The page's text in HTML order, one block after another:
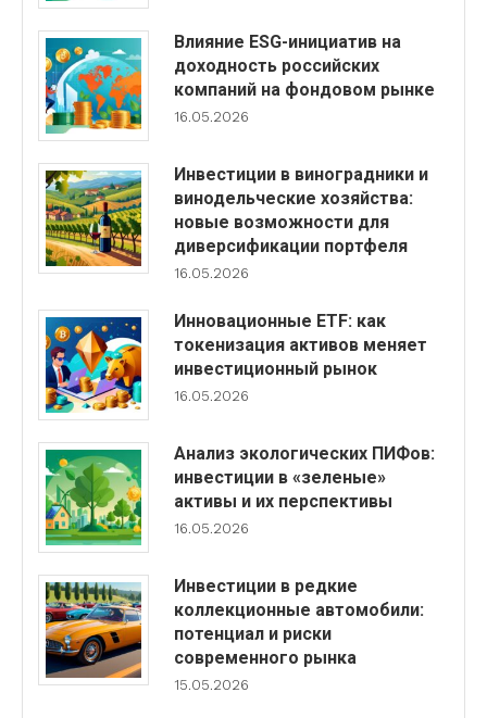
Влияние ESG-инициатив на
доходность российских
компаний на фондовом рынке
16.05.2026
Инвестиции в виноградники и
винодельческие хозяйства:
новые возможности для
диверсификации портфеля
16.05.2026
Инновационные ETF: как
токенизация активов меняет
инвестиционный рынок
16.05.2026
Анализ экологических ПИФов:
инвестиции в «зеленые»
активы и их перспективы
16.05.2026
Инвестиции в редкие
коллекционные автомобили:
потенциал и риски
современного рынка
15.05.2026